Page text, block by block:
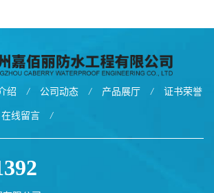
绍 / 公司动态 / 产品展厅 / 证书荣誉
在线留言 /